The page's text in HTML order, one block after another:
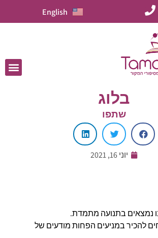
English
בלוג
שתפו
יוני 16, 2021
נמצאים בתנועה מתמדת.
להכיר במניעים הפחות מודעים של